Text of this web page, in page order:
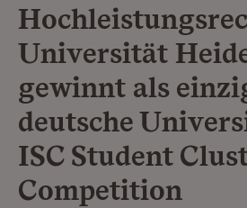
Universität
gewinnt als
deutsche
ISC Student
Competition